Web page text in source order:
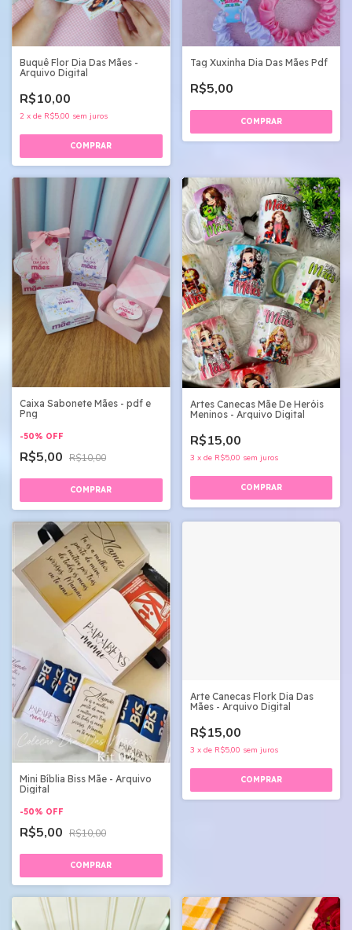
Buquê Flor Dia Das Mães -
Arquivo Digital
R$10,00
2 x de R$5,00 sem juros
Tag Xuxinha Dia Das Mães Pdf
R$5,00
Caixa Sabonete Mães - pdf e
Png
-50% OFF
R$5,00 R$10,00
Artes Canecas Mãe De Heróis
Meninos - Arquivo Digital
R$15,00
3 x de R$5,00 sem juros
Mini Bíblia Biss Mãe - Arquivo
Digital
-50% OFF
R$5,00 R$10,00
Arte Canecas Flork Dia Das
Mães - Arquivo Digital
R$15,00
3 x de R$5,00 sem juros